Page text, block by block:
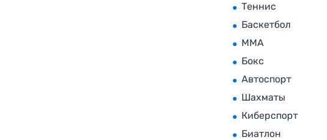
Теннис
Баскетбол
MMA
Бокс
Автоспорт
Шахматы
Киберспорт
Биатлон